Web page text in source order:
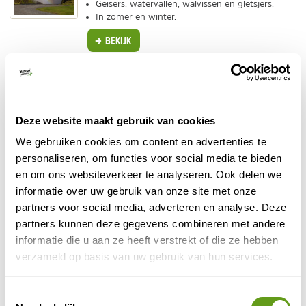
Deze website maakt gebruik van cookies
We gebruiken cookies om content en advertenties te
personaliseren, om functies voor social media te bieden
en om ons websiteverkeer te analyseren. Ook delen we
informatie over uw gebruik van onze site met onze
partners voor social media, adverteren en analyse. Deze
partners kunnen deze gegevens combineren met andere
informatie die u aan ze heeft verstrekt of die ze hebben
verzameld op basis van uw gebruik van hun services.
Geisers, watervallen, walvissen en gletsjers.
In zomer en winter.
BEKIJK
STAP Reizen - Wandelvakantie Spanje
Andalusië, op de Balearen of de Canarische
Meerdaagse trektochten in de prachtige
Spaanse natuur.
BEKIJK
Eliza was here - Authentiek Portugal
Kleinschalige vakantiehuizen in onder andere de
Algarve en aan de Costa de Lisboa, ver weg van